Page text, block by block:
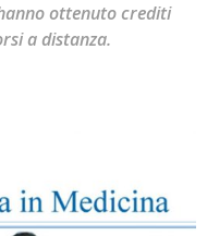
ottenuto crediti
a distanza.